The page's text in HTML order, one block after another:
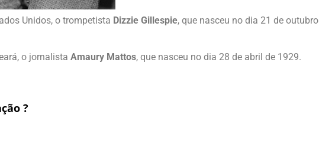
Unidos, o trompetista Dizzie Gillespie, que nasceu no dia 21 de outubro
o jornalista Amaury Mattos, que nasceu no dia 28 de abril de 1929.
?